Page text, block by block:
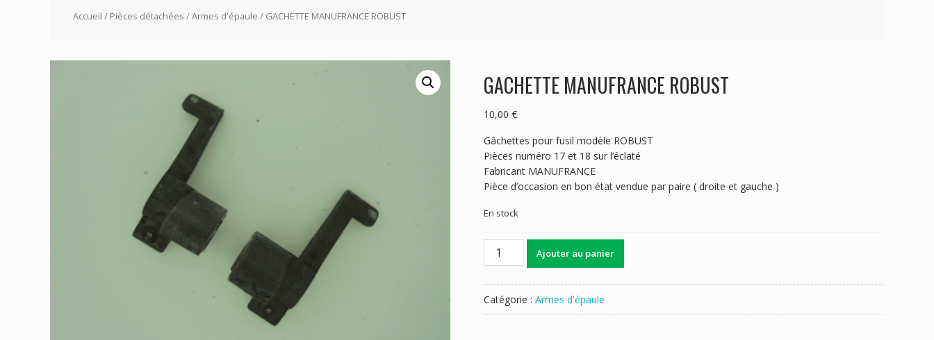
Accueil / Pièces détachées /Armes d'épaule / GACHETTE MANUFRANCE ROBUST
GACHETTE MANUFRANCE ROBUST
10,00 €
Gâchettes pour fusil modèle ROBUST
Pièces numéro 17 et 18 sur l’éclaté
Fabricant MANUFRANCE
Pièce d’occasion en bon état vendue par paire ( droite et gauche )
En stock
quantité
ROBUST
Ajouter au panier
Catégorie : Armes d'épaule